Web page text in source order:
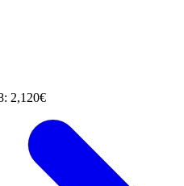
2,120€